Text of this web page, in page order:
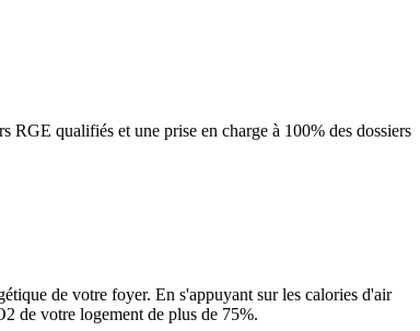
RGE qualifiés et une prise en charge à 100% des dossiers
de votre foyer. En s'appuyant sur les calories d'air
de votre logement de plus de 75%.